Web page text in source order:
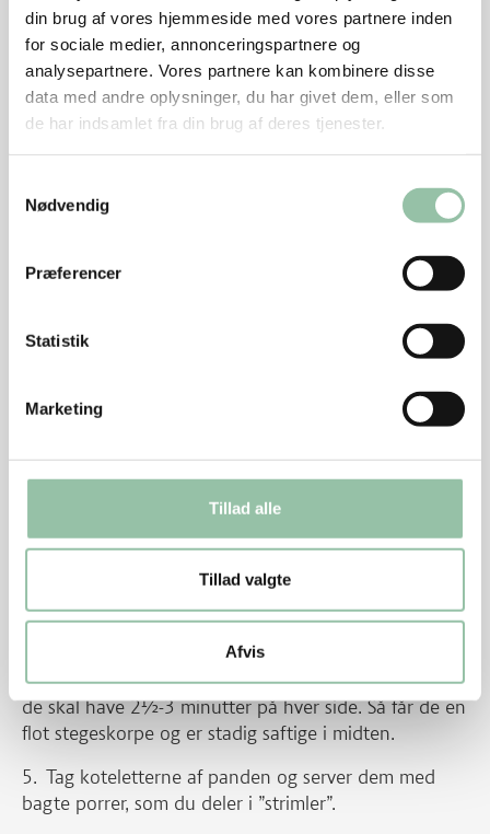
din brug af vores hjemmeside med vores partnere inden
for sociale medier, annonceringspartnere og
analysepartnere. Vores partnere kan kombinere disse
data med andre oplysninger, du har givet dem, eller som
de har indsamlet fra din brug af deres tjenester.
Nødvendig
Præferencer
Statistik
Marketing
Tillad alle
Tillad valgte
Afvis
Kom appelsiner i en skål.
Krydr med salt, æbleeddike og olivenolie.
Lad dem marinere lidt.
Skyl estragon og afdryp.
Blend appelsin og marinade og evt. væde fra
Tilsæt halvdelen af estragonen og blend til en
Smag evt. til med salt, peber og honning.
Stegte koteletter fortsat
varm.
Det skal sige "lyde", når kødet kommer på panden.
Skru ned til middel varme og steg dem færdige –
de skal have 2½-3 minutter på hver side. Så får de en
flot stegeskorpe og er stadig saftige i midten.
Tag koteletterne af panden og server dem med
bagte porrer, som du deler i ”strimler”.